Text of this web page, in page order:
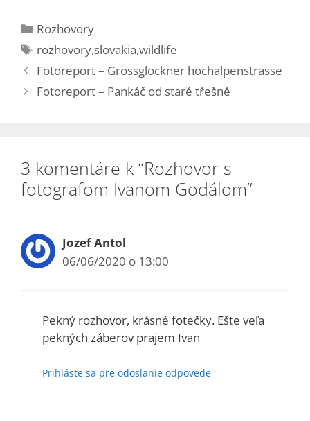
Kategórie
Rozhovory
Značky
rozhovory,slovakia,wildlife
Fotoreport – Grossglockner hochalpenstrasse
Fotoreport – Pankáč od staré třešně
3 komentáre k “Rozhovor s
fotografom Ivanom Godálom”
Jozef Antol
06/06/2020 o 13:00
Pekný rozhovor, krásné fotečky. Ešte veľa
pekných záberov prajem Ivan
Prihláste sa pre odoslanie odpovede